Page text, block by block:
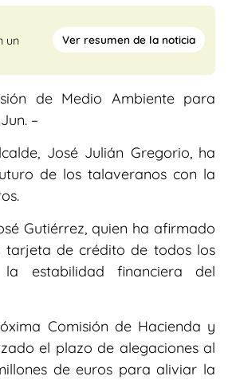
un
Ver resumen de la noticia
de Medio Ambiente para
–
José Julián Gregorio, ha
de los talaveranos con la
Gutiérrez, quien ha afirmado
tarjeta de crédito de todos los
estabilidad financiera del
Comisión de Hacienda y
el plazo de alegaciones al
de euros para aliviar la